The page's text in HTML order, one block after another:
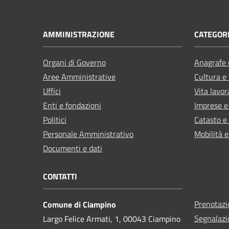
AMMINISTRAZIONE
Organi di Governo
Aree Amministrative
Uffici
Enti e fondazioni
Politici
Personale Amministrativo
Documenti e dati
Cultura
Vita
Imprese
Catasto
Mobilità
CONTATTI
Comune di Ciampino
Largo Felice Armati, 1, 00043 Ciampino